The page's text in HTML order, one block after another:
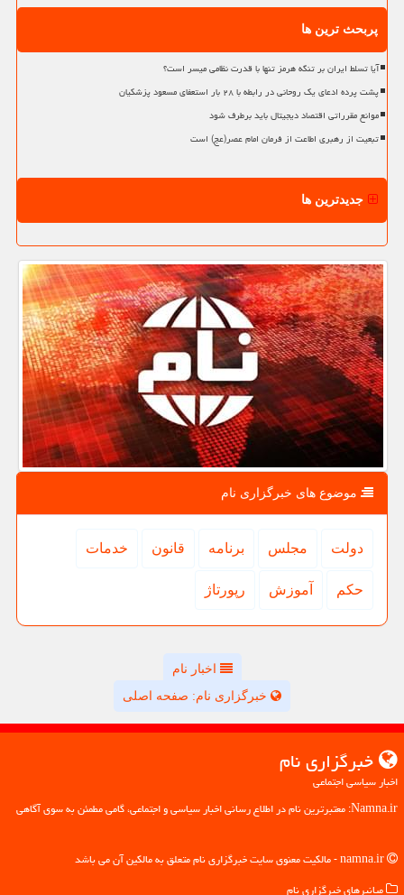
پربحث ترین ها
آیا تسلط ایران بر تنگه هرمز تنها با قدرت نظامی میسر است؟
پشت پرده ادعای یک روحانی در رابطه با ۲۸ بار استعفای مسعود پزشکیان
موانع مقرراتی اقتصاد دیجیتال باید برطرف شود
تبعیت از رهبری اطاعت از فرمان امام عصر(عج) است
جدیدترین ها
موضوع های خبرگزاری نام
دولت مجلس برنامه قانون خدمات
حكم آموزش رپورتاژ
اخبار نام
خبرگزاری نام: صفحه اصلی
خبرگزاری نام
اخبار سیاسی اجتماعی
Namna.ir: معتبرترین نام در اطلاع رسانی اخبار سیاسی و اجتماعی، گامی مطمئن به سوی آگاهی
میانبرهای خبرگزاری نام